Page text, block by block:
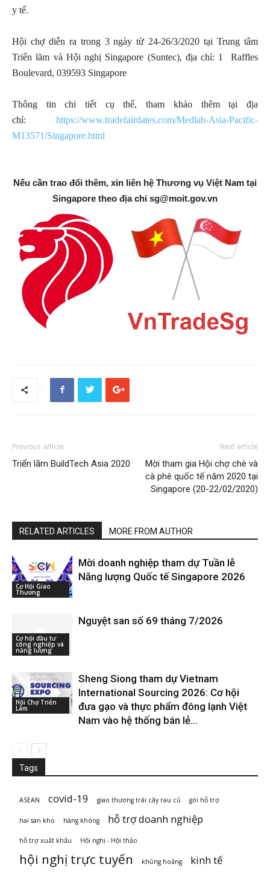
y tế.
Hội chợ diễn ra trong 3 ngày từ 24-26/3/2020 tại Trung tâm
Triển lãm và Hội nghị Singapore (Suntec), địa chỉ: 1 Raffles
Boulevard, 039593 Singapore
Thông tin chi tiết cụ thể, tham khảo thêm tại địa
chỉ: https://www.tradefairdates.com/Medlab-Asia-Pacific-
M13571/Singapore.html
Nếu cần trao đổi thêm, xin liên hệ Thương vụ Việt Nam tại
Singapore theo địa chỉ sg@moit.gov.vn
Previous article
Triển lãm BuildTech Asia 2020
Next article
Mời tham gia Hội chợ chè và
cà phê quốc tế năm 2020 tại
Singapore (20-22/02/2020)
RELATED ARTICLES MORE FROM AUTHOR
Cơ Hội Giao
Thương
Mời doanh nghiệp tham dự Tuần lễ
Năng lượng Quốc tế Singapore 2026
Cơ hội đầu tư
công nghiệp và
năng lượng
Nguyệt san số 69 tháng 7/2026
Hội Chợ Triển
Lãm
Sheng Siong tham dự Vietnam
International Sourcing 2026: Cơ hội
đưa gạo và thực phẩm đông lạnh Việt
Nam vào hệ thống bán lẻ...
Tags
ASEAN covid-19 giao thương trái cây rau củ gói hỗ trợ
hai san kho hàng không hỗ trợ doanh nghiệp
hỗ trợ xuất khẩu Hội nghị - Hội thảo
hội nghị trực tuyến khủng hoảng kinh tế